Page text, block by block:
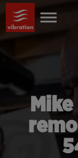
Mike